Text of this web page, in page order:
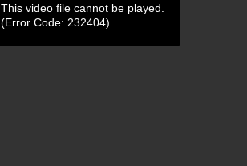
This video file cannot be played.
(Error Code: 232404)